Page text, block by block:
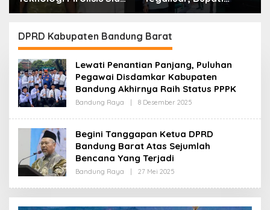
Barat
Bandung: Sampah
Pemerintah
DPRD Kabupaten Bandung Barat
Lewati Penantian Panjang, Puluhan
Pegawai Disdamkar Kabupaten
Bandung Akhirnya Raih Status PPPK
Bandung Raya 8 Desember 2025
E
R
E
I
Begini Tanggapan Ketua DPRD
Bandung Barat Atas Sejumlah
Bencana Yang Terjadi
Bandung Raya 27 Mei 2025
E
H
R